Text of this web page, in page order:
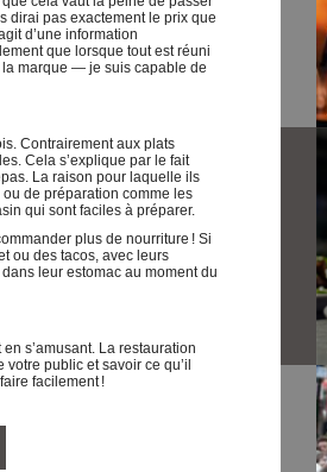
dirai pas exactement le prix que
d’une information
que lorsque tout est réuni
marque — je suis capable de
Contrairement aux plats
Cela s’explique par le fait
La raison pour laquelle ils
de préparation comme les
qui sont faciles à préparer.
plus de nourriture ! Si
ou des tacos, avec leurs
leur estomac au moment du
s’amusant. La restauration
public et savoir ce qu’il
facilement !